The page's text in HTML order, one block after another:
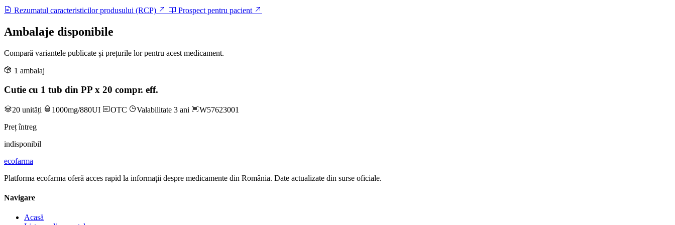
Rezumatul caracteristicilor produsului (RCP) Prospect pentru pacient
Ambalaje disponibile
Compară variantele publicate și prețurile lor pentru acest medicament.
1 ambalaj
Cutie cu 1 tub din PP x 20 compr. eff.
20 unități 1000mg/880UI OTC Valabilitate 3 ani
W57623001
Preț întreg
indisponibil
ecofarma
Platforma ecofarma oferă acces rapid la informații despre medicamente din România. Date actualizate din surse oficiale.
Navigare
Acasă